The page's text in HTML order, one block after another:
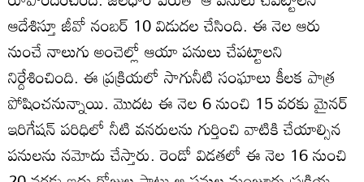
ఆదేశిస్తూ జీవో నంబర్‌ 10 విడుదల చేసింది. ఈ నెల ఆరు
నుంచే నాలుగు అంచెల్లో ఆయా పనులు చేపట్టాలని
నిర్దేశించింది. ఈ ప్రక్రియలో సాగునీటి సంఘాలు కీలక పాత్ర
పోషించనున్నాయి. మొదట ఈ నెల 6 నుంచి 15 వరకు మైనర్‌
ఇరిగేషన్‌ పరిధిలో నీటి వనరులను గుర్తించి వాటికి చేయాల్సిన
పనులను నమోదు చేస్తారు. రెండో విడతలో ఈ నెల 16 నుంచి